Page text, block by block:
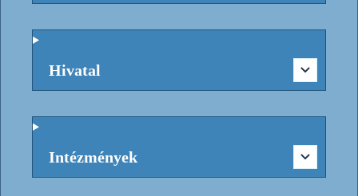
Hivatal
Intézmények